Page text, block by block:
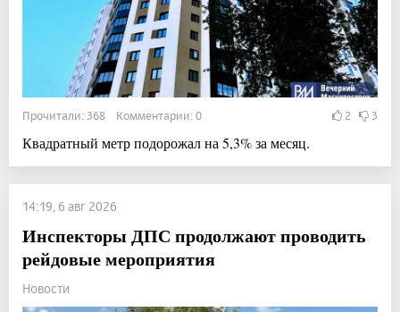
Прочитали: 368 Комментарии: 0 2 3
Квадратный метр подорожал на 5,3% за месяц.
14:19, 6 авг 2026
Инспекторы ДПС продолжают проводить
рейдовые мероприятия
Новости